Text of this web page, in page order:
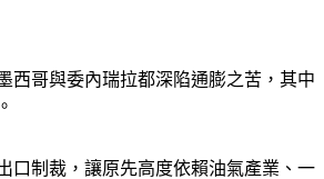
們，經濟一夕跌入谷底，物價飆漲數